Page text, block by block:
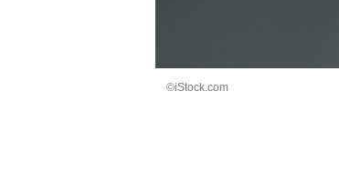
©iStock.com